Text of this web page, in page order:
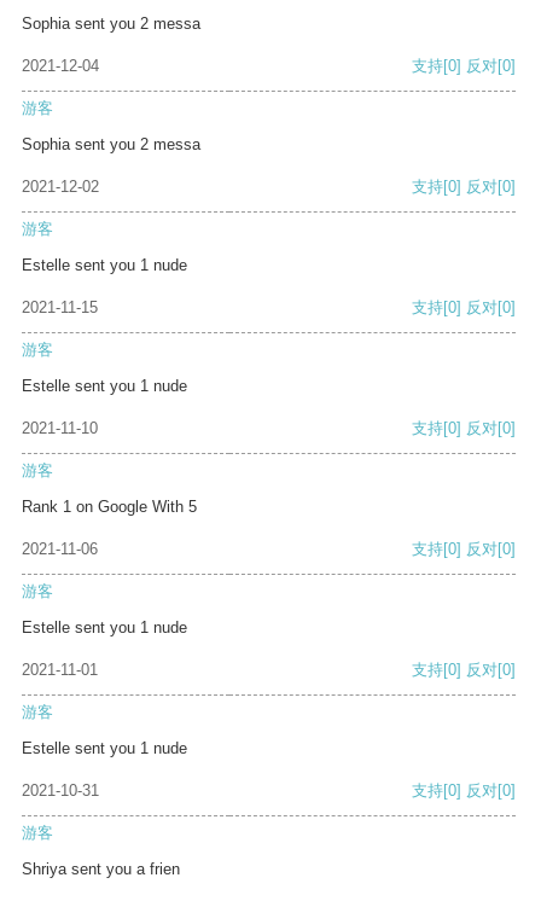
Sophia sent you 2 messa
2021-12-04 支持[0] 反对[0]
游客
Sophia sent you 2 messa
2021-12-02 支持[0] 反对[0]
游客
Estelle sent you 1 nude
2021-11-15 支持[0] 反对[0]
游客
Estelle sent you 1 nude
2021-11-10 支持[0] 反对[0]
游客
Rank 1 on Google With 5
2021-11-06 支持[0] 反对[0]
游客
Estelle sent you 1 nude
2021-11-01 支持[0] 反对[0]
游客
Estelle sent you 1 nude
2021-10-31 支持[0] 反对[0]
游客
Shriya sent you a frien